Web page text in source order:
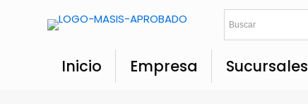
Inicio Empresa Sucursales